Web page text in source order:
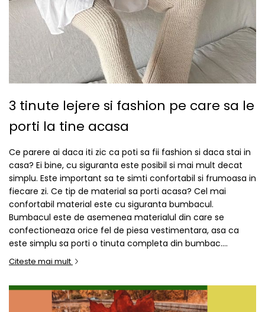
3 tinute lejere si fashion pe care sa le
porti la tine acasa
Ce parere ai daca iti zic ca poti sa fii fashion si daca stai in
casa? Ei bine, cu siguranta este posibil si mai mult decat
simplu. Este important sa te simti confortabil si frumoasa in
fiecare zi. Ce tip de material sa porti acasa? Cel mai
confortabil material este cu siguranta bumbacul.
Bumbacul este de asemenea materialul din care se
confectioneaza orice fel de piesa vestimentara, asa ca
este simplu sa porti o tinuta completa din bumbac....
Citeste mai mult